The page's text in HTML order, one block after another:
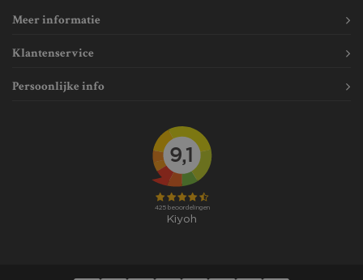
Meer informatie
Klantenservice
Persoonlijke info